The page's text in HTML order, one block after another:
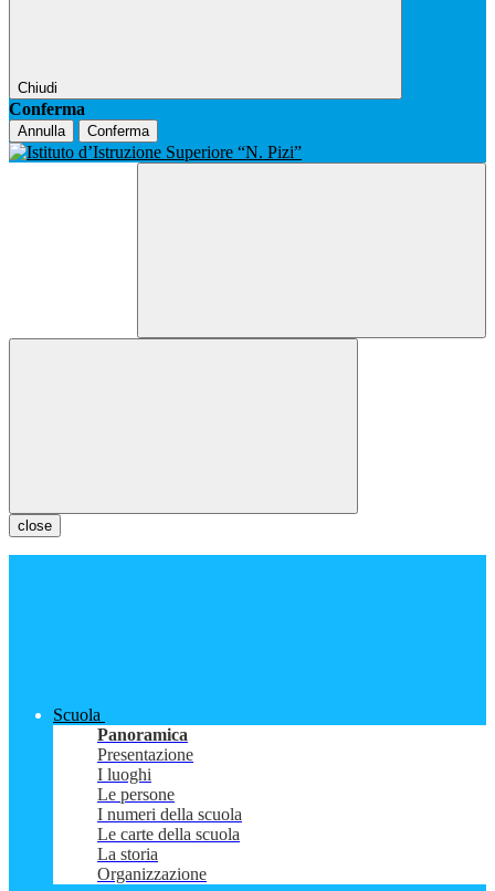
Chiudi
Conferma
Annulla Conferma
close
Scuola
Panoramica
Presentazione
I luoghi
Le persone
I numeri della scuola
Le carte della scuola
La storia
Organizzazione